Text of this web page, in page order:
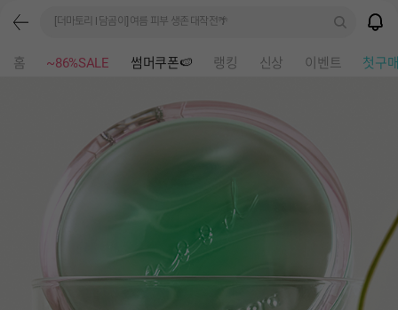
[더마토리 l 담곰이] 여름 피부 생존 대작전🌴
홈 ~86%SALE 썸머쿠폰🍉 랭킹 신상 이벤트 첫구